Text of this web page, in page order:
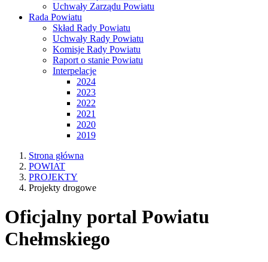
Uchwały Zarządu Powiatu
Rada Powiatu
Skład Rady Powiatu
Uchwały Rady Powiatu
Komisje Rady Powiatu
Raport o stanie Powiatu
Interpelacje
2024
2023
2022
2021
2020
2019
Strona główna
POWIAT
PROJEKTY
Projekty drogowe
Oficjalny portal Powiatu
Chełmskiego